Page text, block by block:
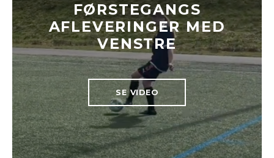
FØRSTEGANGS
AFLEVERINGER MED
VENSTRE
SE VIDEO